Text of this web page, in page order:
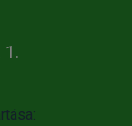
1.